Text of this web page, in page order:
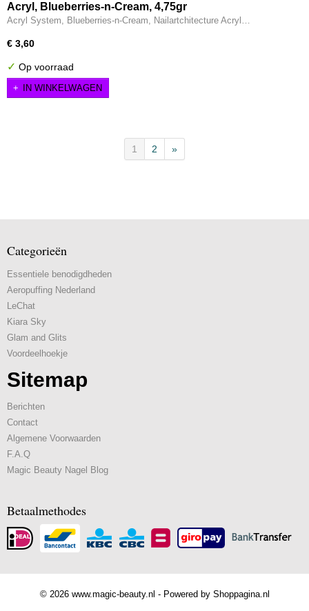
Acryl, Blueberries-n-Cream, 4,75gr
Acryl System, Blueberries-n-Cream, Nailartchitecture Acryl…
€ 3,60
✓ Op voorraad
IN WINKELWAGEN
1 2 »
Categorieën
Essentiele benodigdheden
Aeropuffing Nederland
LeChat
Kiara Sky
Glam and Glits
Voordeelhoekje
Sitemap
Berichten
Contact
Algemene Voorwaarden
F.A.Q
Magic Beauty Nagel Blog
Betaalmethodes
© 2026 www.magic-beauty.nl - Powered by Shoppagina.nl